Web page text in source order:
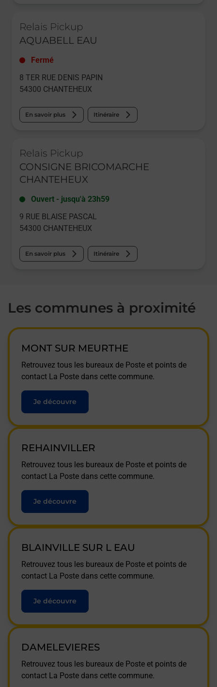
Relais Pickup
AQUABELL EAU
Fermé
8 TER RUE DENIS PAPIN
54300 CHANTEHEUX
En savoir plus Itinéraire
Relais Pickup
CONSIGNE BRICOMARCHE
CHANTEHEUX
Ouvert - jusqu'à 23h59
9 RUE BLAISE PASCAL
54300 CHANTEHEUX
En savoir plus Itinéraire
Les communes à proximité
MONT SUR MEURTHE
Retrouvez tous les bureaux de Poste et points de
contact La Poste dans cette commune.
Je découvre
REHAINVILLER
Retrouvez tous les bureaux de Poste et points de
contact La Poste dans cette commune.
Je découvre
BLAINVILLE SUR L EAU
Retrouvez tous les bureaux de Poste et points de
contact La Poste dans cette commune.
Je découvre
DAMELEVIERES
Retrouvez tous les bureaux de Poste et points de
contact La Poste dans cette commune.